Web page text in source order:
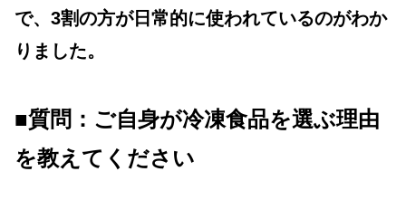
で、3割の方が日常的に使われているのがわか
りました。
■質問：ご自身が冷凍食品を選ぶ理由
を教えてください